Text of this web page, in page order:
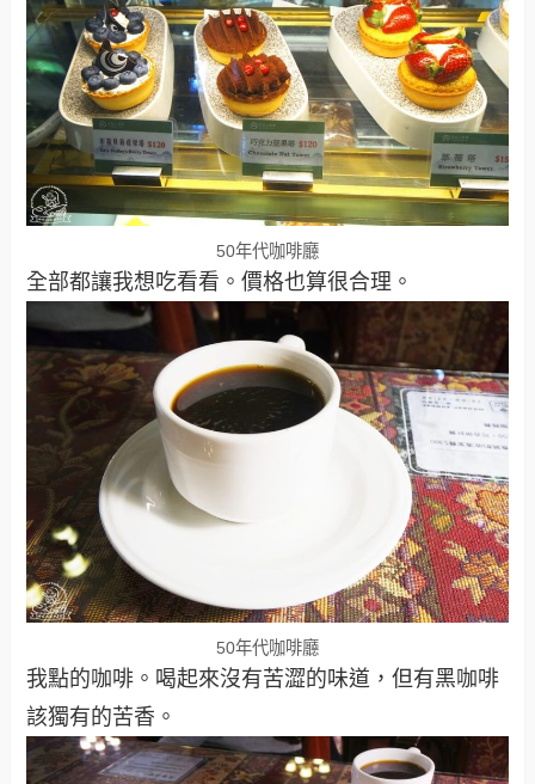
50年代咖啡廳
全部都讓我想吃看看。價格也算很合理。
50年代咖啡廳
我點的咖啡。喝起來沒有苦澀的味道，但有黑咖啡
該獨有的苦香。